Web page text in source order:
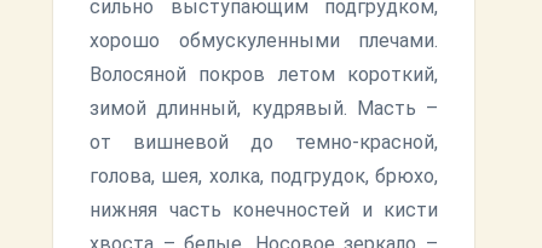
сильно выступающим подгрудком,
хорошо обмускуленными плечами.
Волосяной покров летом короткий,
зимой длинный, кудрявый. Масть –
от вишневой до темно-красной,
голова, шея, холка, подгрудок, брюхо,
нижняя часть конечностей и кисти
хвоста – белые. Носовое зеркало –